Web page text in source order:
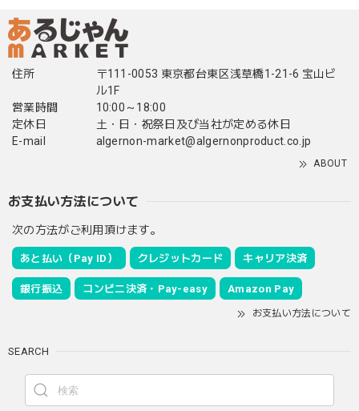
住所
〒111-0053 東京都台東区浅草橋1-21-6 宝山ビ
ル1F
営業時間
10:00～18:00
定休日
土・日・祝祭日及び当社が定める休日
E-mail
algernon-market@algernonproduct.co.jp
ABOUT
お支払い方法について
次の方法がご利用頂けます。
あと払い（Pay ID） クレジットカード キャリア決済
銀行振込 コンビニ決済・Pay-easy Amazon Pay
お支払い方法について
SEARCH